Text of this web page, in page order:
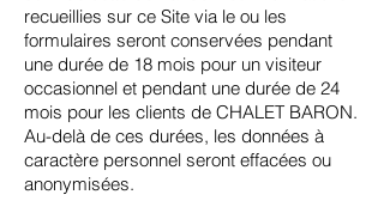
recueillies sur ce Site via le ou les
formulaires seront conservées pendant
une durée de 18 mois pour un visiteur
occasionnel et pendant une durée de 24
mois pour les clients de CHALET BARON.
Au-delà de ces durées, les données à
caractère personnel seront effacées ou
anonymisées.